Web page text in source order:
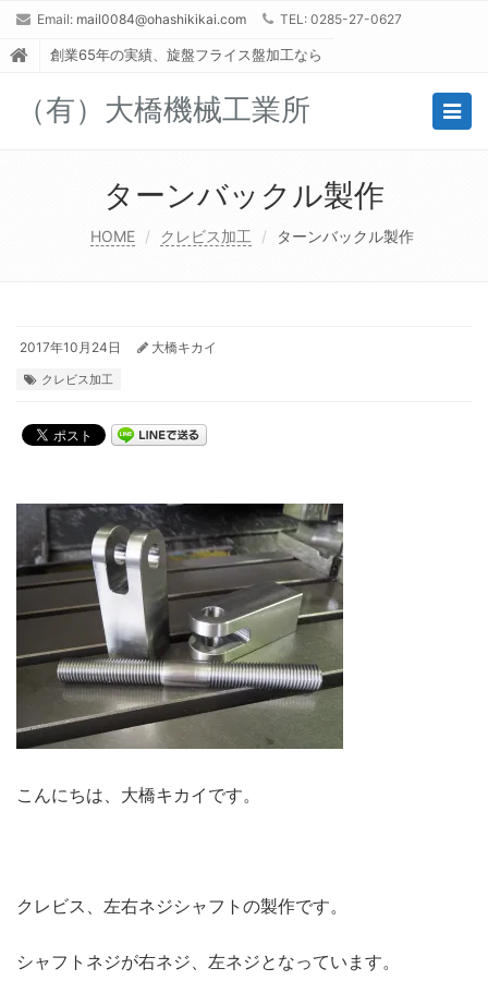
Email: mail0084@ohashikikai.com TEL: 0285-27-0627
創業65年の実績、旋盤フライス盤加工なら
（有）大橋機械工業所
ターンバックル製作
HOME クレビス加工 ターンバックル製作
2017年10月24日 大橋キカイ
クレビス加工
こんにちは、大橋キカイです。
クレビス、左右ネジシャフトの製作です。
シャフトネジが右ネジ、左ネジとなっています。